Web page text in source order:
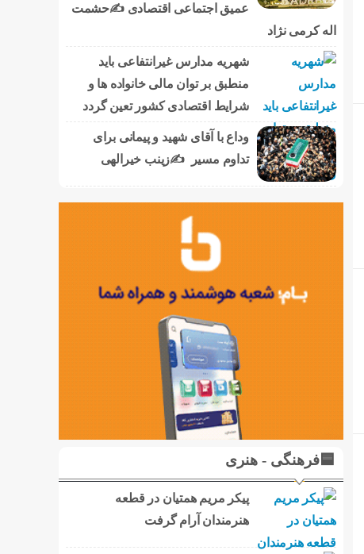
عمیق اجتماعی اقتصادی ✍حشمت
اله کرمی نژاد
شهریه مدارس غیرانتفاعی باید
منطبق بر توان مالی خانواده ها و
شرایط اقتصادی کشور تعین گردد
وداع با آقای شهید و پیمانی برای
تداوم مسیر ✍زینب خیرالهی
🟦فرهنگی - هنری
پیکر مریم همتیان در قطعه
هنرمندان آرام گرفت